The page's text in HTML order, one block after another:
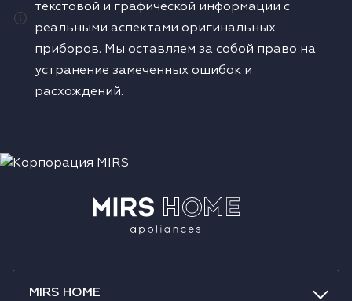
текстовой и графической информации с
реальными аспектами оригинальных
приборов. Мы оставляем за собой право на
устранение замеченных ошибок и
расхождений.
MIRS HOME